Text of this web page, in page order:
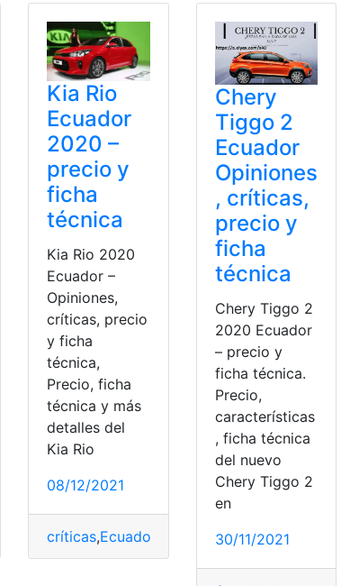
ficha técnica,Kia Rio,opiniones Precios,top2
Kia Rio
Ecuador
2020 –
precio y
ficha
técnica
Kia Rio 2020
Ecuador –
Opiniones,
críticas, precio
y ficha
técnica,
Precio, ficha
técnica y más
detalles del
Kia Rio
08/12/2021
críticas,Ecuador ficha técnica,Kia Rio
Chery
Tiggo 2
Ecuador
Opiniones
, críticas,
precio y
ficha
técnica
Chery Tiggo 2
2020 Ecuador
– precio y
ficha técnica.
Precio,
características
, ficha técnica
del nuevo
Chery Tiggo 2
en
30/11/2021